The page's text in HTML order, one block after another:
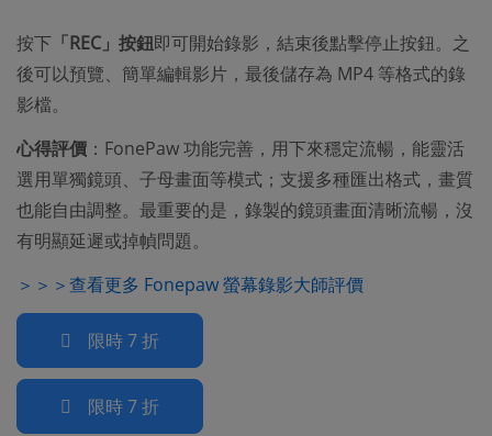
按下 「REC」按鈕即可開始錄影，結束後點擊停止按鈕。之
後可以預覽、簡單編輯影片，最後儲存為 MP4 等格式的錄
影檔。
心得評價 ：FonePaw 功能完善，用下來穩定流暢，能靈活
選用單獨鏡頭、子母畫面等模式；支援多種匯出格式，畫質
也能自由調整。最重要的是，錄製的鏡頭畫面清晰流暢，沒
有明顯延遲或掉幀問題。
＞＞＞查看更多 Fonepaw 螢幕錄影大師評價
限時 7 折
限時 7 折